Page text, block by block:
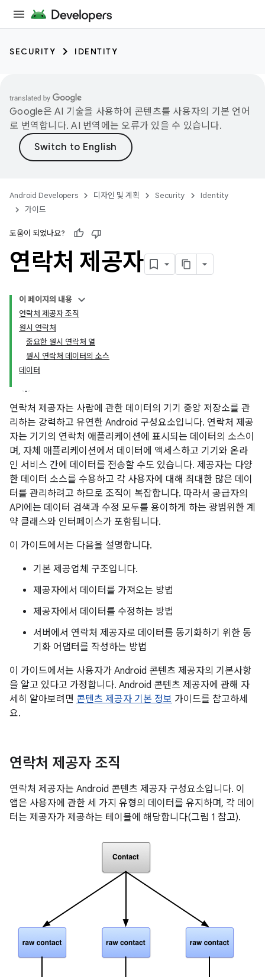
SECURITY IDENTITY
Google은 AI 기술을 사용하여 콘텐츠를 사용자의 기본 언어
로 번역합니다. AI 번역에는 오류가 있을 수 있습니다.
Android Developers 디자인 및 계획 Security
Identity
가이드
도움이 되었나요?
연락처 제공자
이 페이지의 내용
연락처 제공자 조직
원시 연락처
중요한 원시 연락처 열
원시 연락처 데이터의 소스
데이터
연락처 제공자는 사람에 관한 데이터의 기기 중앙 저장소를 관
리하는 강력하고 유연한 Android 구성요소입니다. 연락처 제공
자는 기기의 연락처 애플리케이션에 표시되는 데이터의 소스이
며, 자체 애플리케이션에서 데이터에 액세스하고 기기와 온라
인 서비스 간에 데이터를 전송할 수도 있습니다. 제공자는 다양
한 데이터 소스를 수용하고 각 사용자에 대해 최대한 많은 데이
터를 관리하려고 하므로 조직이 복잡합니다. 따라서 공급자의
API에는 데이터 검색과 수정 모두를 용이하게 하는 광범위한 계
약 클래스와 인터페이스가 포함됩니다.
이 가이드에서는 다음을 설명합니다.
기본 제공업체 구조입니다.
제공자에서 데이터를 가져오는 방법
제공자에서 데이터를 수정하는 방법
서버에서 연락처 제공자로 데이터를 동기화하기 위한 동
기화 어댑터를 작성하는 방법
이 가이드에서는 사용자가 Android 콘텐츠 제공자의 기본사항
을 알고 있다고 가정합니다. Android 콘텐츠 제공자에 관해 자
세히 알아보려면 콘텐츠 제공자 기본 정보 가이드를 참고하세
요.
연락처 제공자 조직
연락처 제공자는 Android 콘텐츠 제공자 구성요소입니다. 이
앱은 사용자에 관한 세 가지 유형의 데이터를 유지하며, 각 데이
터는 제공자가 제공하는 테이블에 해당합니다(그림 1 참고).